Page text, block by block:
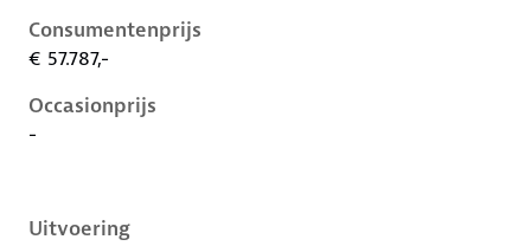
Consumentenprijs
€ 57.787,-
Occasionprijs
-
Uitvoering